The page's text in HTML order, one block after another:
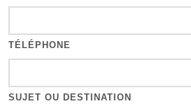
TÉLÉPHONE
SUJET OU DESTINATION